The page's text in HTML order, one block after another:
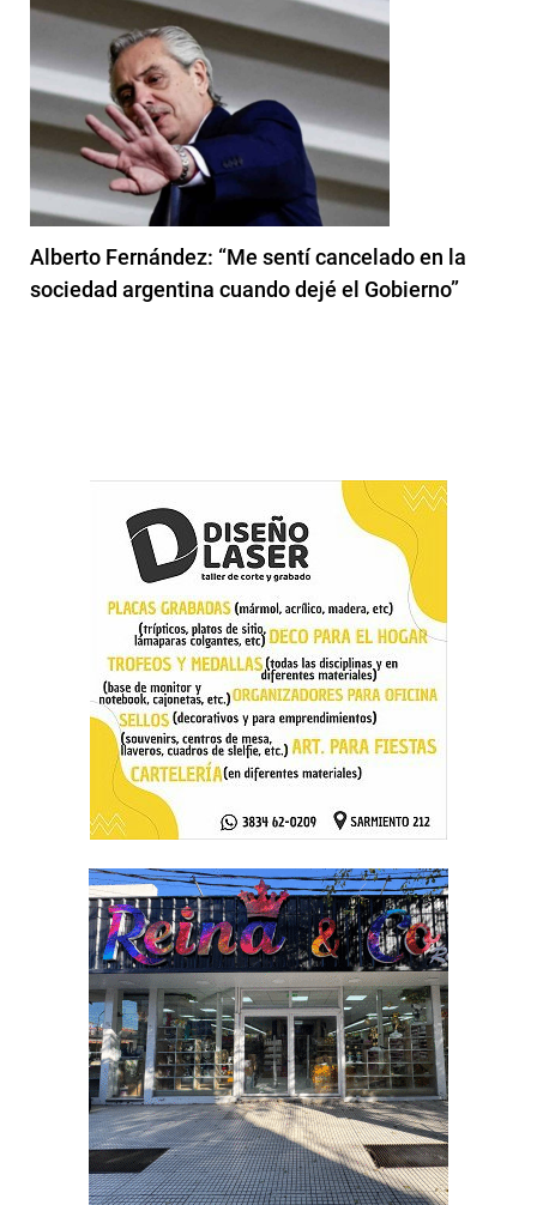
Alberto Fernández: “Me sentí cancelado en la
sociedad argentina cuando dejé el Gobierno”